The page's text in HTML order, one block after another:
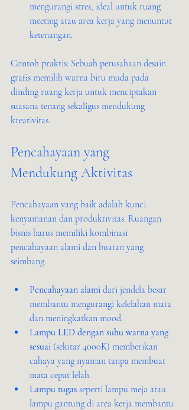
mengurangi stres, ideal untuk ruang
meeting atau area kerja yang menuntut
ketenangan.
Contoh praktis: Sebuah perusahaan desain
grafis memilih warna biru muda pada
dinding ruang kerja untuk menciptakan
suasana tenang sekaligus mendukung
kreativitas.
Pencahayaan yang
Mendukung Aktivitas
Pencahayaan yang baik adalah kunci
kenyamanan dan produktivitas. Ruangan
bisnis harus memiliki kombinasi
pencahayaan alami dan buatan yang
seimbang.
Pencahayaan alami dari jendela besar
membantu mengurangi kelelahan mata
dan meningkatkan mood.
Lampu LED dengan suhu warna yang
sesuai (sekitar 4000K) memberikan
cahaya yang nyaman tanpa membuat
mata cepat lelah.
Lampu tugas seperti lampu meja atau
lampu gantung di area kerja membantu